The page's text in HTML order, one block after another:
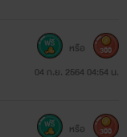
04 ก.ย. 2564 04:54 น.
หรือ 300
หรือ 300